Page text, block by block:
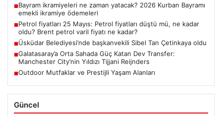
■Bayram ikramiyeleri ne zaman yatacak? 2026 Kurban Bayramı
emekli ikramiye ödemeleri
■Petrol fiyatları 25 Mayıs: Petrol fiyatları düştü mü, ne kadar
oldu? Brent petrol varil fiyatı ne kadar?
■Üsküdar Belediyesi’nde başkanvekili Sibel Tan Çetinkaya oldu
■Galatasaray’a Orta Sahada Güç Katan Dev Transfer:
Manchester City’nin Yıldızı Tijjani Reijnders
■Outdoor Mutfaklar ve Prestijli Yaşam Alanları
Güncel